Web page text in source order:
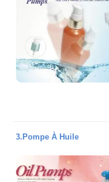
3.Pompe À Huile